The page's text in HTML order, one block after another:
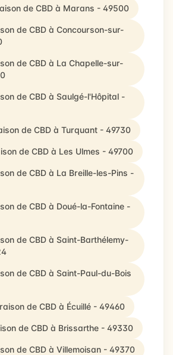
de CBD à Marans - 49500
de CBD à Concourson-sur-
de CBD à La Chapelle-sur-
de CBD à Saulgé-l'Hôpital -
de CBD à Turquant - 49730
de CBD à Les Ulmes - 49700
de CBD à La Breille-les-Pins -
de CBD à Doué-la-Fontaine -
de CBD à Saint-Barthélemy-
de CBD à Saint-Paul-du-Bois
de CBD à Écuillé - 49460
de CBD à Brissarthe - 49330
de CBD à Villemoisan - 49370